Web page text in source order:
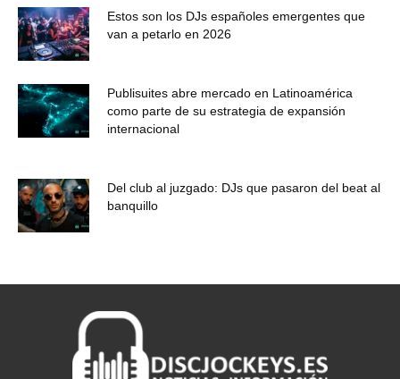
Estos son los DJs españoles emergentes que
van a petarlo en 2026
Publisuites abre mercado en Latinoamérica
como parte de su estrategia de expansión
internacional
Del club al juzgado: DJs que pasaron del beat al
banquillo